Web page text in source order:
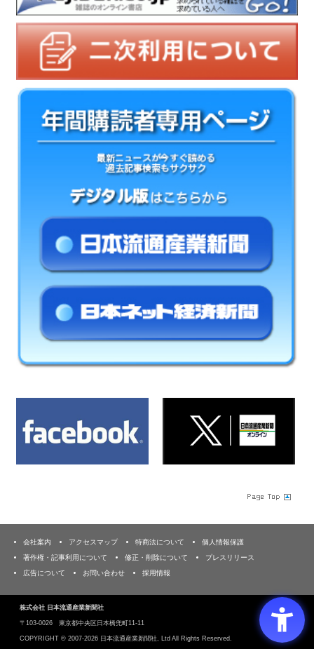
会社案内 アクセスマップ 特商法について
個人情報保護
著作権・記事利用について
修正・削除について
プレスリリース
広告について
お問い合わせ 採用情報
株式会社 日本流通産業新聞社
〒103‐0026 東京都中央区日本橋兜町11-11
COPYRIGHT © 2007-2026 日本流通産業新聞社, Ltd All Rights Reserved.